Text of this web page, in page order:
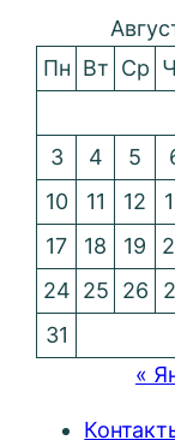
Пн Вт Ср
3
4 5
10
11 12
17
18 19
24 25 26
31
«